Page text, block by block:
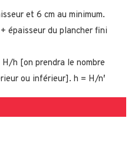
et 6 cm au minimum.
épaisseur du plancher fini
H/h [on prendra le nombre
ou inférieur]. h = H/n′